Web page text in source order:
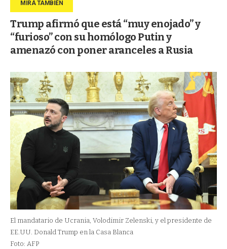
Trump afirmó que está “muy enojado” y
“furioso” con su homólogo Putin y
amenazó con poner aranceles a Rusia
El mandatario de Ucrania, Volodimir Zelenski, y el presidente de
EE.UU. Donald Trump en la Casa Blanca
Foto: AFP